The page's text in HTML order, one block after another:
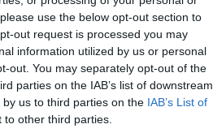
use the below opt-out section to
out request is processed you may
information utilized by us or personal
out. You may separately opt-out of the
parties on the IAB’s list of downstream
us to third parties on the IAB’s List of
other third parties.